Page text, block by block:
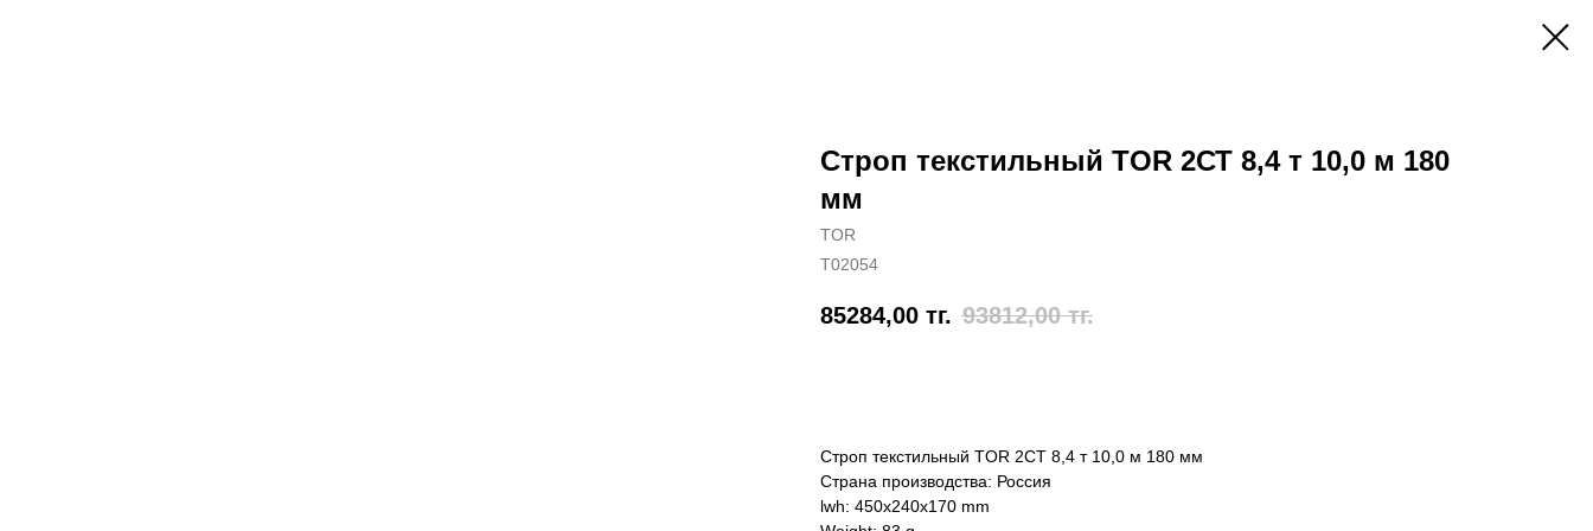
Строп текстильный TOR 2СТ 8,4 т 10,0 м 180
мм
TOR
T02054
85284,00 тг. 93812,00 тг.
Строп текстильный TOR 2СТ 8,4 т 10,0 м 180 мм
Страна производства: Россия
lwh: 450x240x170 mm